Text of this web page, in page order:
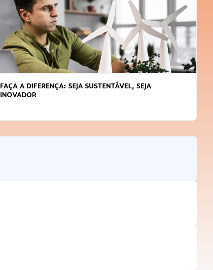
FAÇA A DIFERENÇA: SEJA SUSTENTÁVEL, SEJA
INOVADOR